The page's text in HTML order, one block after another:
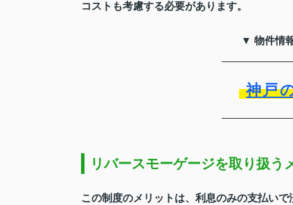
コストも考慮する必要があります。
▼ 物件情
神戸
リバースモーゲージを取り扱う
この制度のメリットは、利息のみの支払い